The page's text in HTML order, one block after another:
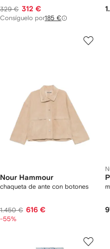
329 € 312 €
Consíguelo por185 €
Nour Hammour
chaqueta de ante con botones
1.450 € 616 €
-55%